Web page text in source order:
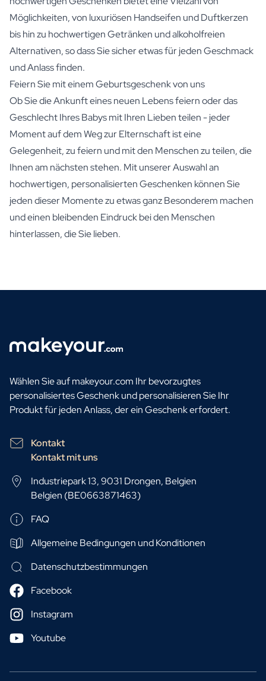
Möglichkeiten, von luxuriösen Handseifen und Duftkerzen
bis hin zu hochwertigen Getränken und alkoholfreien
Alternativen, so dass Sie sicher etwas für jeden Geschmack
und Anlass finden.
Feiern Sie mit einem Geburtsgeschenk von uns
Ob Sie die Ankunft eines neuen Lebens feiern oder das
Geschlecht Ihres Babys mit Ihren Lieben teilen - jeder
Moment auf dem Weg zur Elternschaft ist eine
Gelegenheit, zu feiern und mit den Menschen zu teilen, die
Ihnen am nächsten stehen. Mit unserer Auswahl an
hochwertigen, personalisierten Geschenken können Sie
jeden dieser Momente zu etwas ganz Besonderem machen
und einen bleibenden Eindruck bei den Menschen
hinterlassen, die Sie lieben.
Wählen Sie auf makeyour.com Ihr bevorzugtes
personalisiertes Geschenk und personalisieren Sie Ihr
Produkt für jeden Anlass, der ein Geschenk erfordert.
Kontakt
Kontakt mit uns
Industriepark 13, 9031 Drongen, Belgien
Belgien (BE0663871463)
FAQ
Allgemeine Bedingungen und Konditionen
Datenschutzbestimmungen
Facebook
Instagram
Youtube